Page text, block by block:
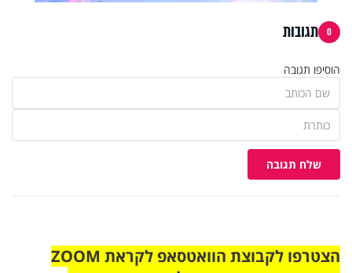
0 תגובות
הוסיפו תגובה
שלח תגובה
הצטרפו לקבוצת הוואטסאפ לקראת ZOOM